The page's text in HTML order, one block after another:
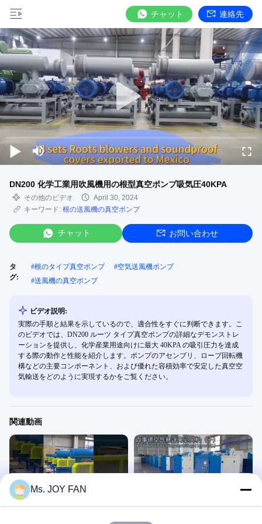
チャット 連絡先
DN200 化学工業用吹風機用の根型真空ポンプ吸気圧40KPA
その他のビデオ
April 30, 2024
キーワード: 根の送風機の真空ポンプ
チャット お問い合わせ
タ
グ:
#根のタイプ真空ポンプ #空気送風機ポンプ
#送風機の真空ポンプ
ビデオ説明:
実際の手順と結果を示しているので、適合性をすぐに判断できます。こ
のビデオでは、DN200 ルーツ タイプ真空ポンプの詳細なデモンストレ
ーションを提供し、化学産業用途向けに最大 40KPA の吸引圧力を達成
する際の動作と性能を紹介します。ポンプのアセンブリ、ローブ回転機
構などの主要コンポーネント、および優れた容積効率で安定した真空空
気輸送をどのように実現するかをご覧ください。
関連動画
Ms. JOY FAN